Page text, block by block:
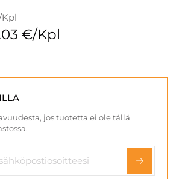
Kpl
€/Kpl
jos tuotetta ei ole tällä